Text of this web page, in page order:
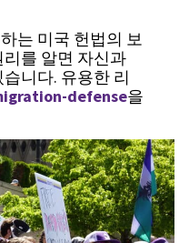
는 미국 헌법의 보
를 알면 자신과
니다. 유용한 리
defense을